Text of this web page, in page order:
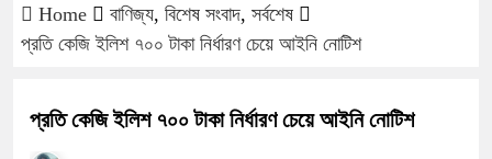
Home বাণিজ্য, বিশেষ সংবাদ, সর্বশেষ
প্রতি কেজি ইলিশ ৭০০ টাকা নির্ধারণ চেয়ে আইনি নোটিশ
প্রতি কেজি ইলিশ ৭০০ টাকা নির্ধারণ চেয়ে আইনি নোটিশ